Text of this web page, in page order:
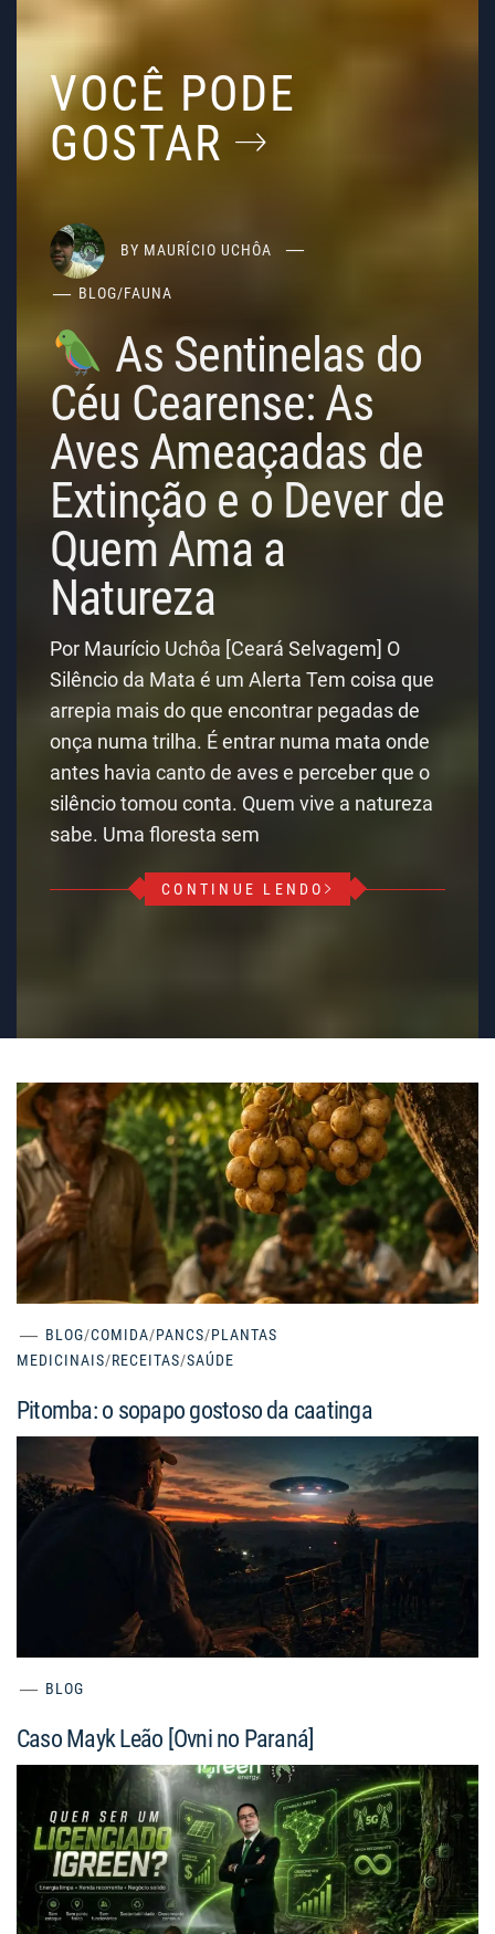
VOCÊ PODE
GOSTAR
BY MAURÍCIO UCHÔA
BLOG/FAUNA
As Sentinelas do
Céu Cearense: As
Aves Ameaçadas de
Extinção e o Dever de
Quem Ama a
Natureza
Por Maurício Uchôa [Ceará Selvagem] O
Silêncio da Mata é um Alerta Tem coisa que
arrepia mais do que encontrar pegadas de
onça numa trilha. É entrar numa mata onde
antes havia canto de aves e perceber que o
silêncio tomou conta. Quem vive a natureza
sabe. Uma floresta sem
CONTINUE LENDO
BLOG/COMIDA/PANCS/PLANTAS
MEDICINAIS/RECEITAS/SAÚDE
Pitomba: o sopapo gostoso da caatinga
BLOG
Caso Mayk Leão [Ovni no Paraná]